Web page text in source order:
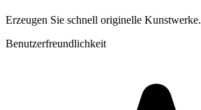
Erzeugen Sie schnell originelle Kunstwerke.
Benutzerfreundlichkeit